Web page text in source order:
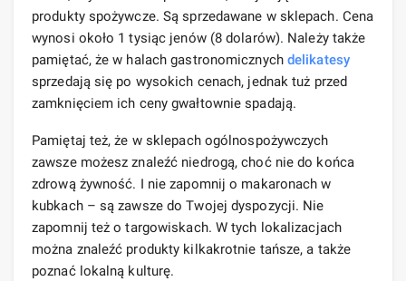
produkty spożywcze. Są sprzedawane w sklepach. Cena
wynosi około 1 tysiąc jenów (8 dolarów). Należy także
pamiętać, że w halach gastronomicznych delikatesy
sprzedają się po wysokich cenach, jednak tuż przed
zamknięciem ich ceny gwałtownie spadają.
Pamiętaj też, że w sklepach ogólnospożywczych
zawsze możesz znaleźć niedrogą, choć nie do końca
zdrową żywność. I nie zapomnij o makaronach w
kubkach – są zawsze do Twojej dyspozycji. Nie
zapomnij też o targowiskach. W tych lokalizacjach
można znaleźć produkty kilkakrotnie tańsze, a także
poznać lokalną kulturę.